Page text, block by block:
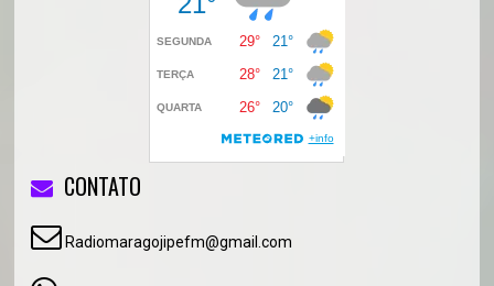
CONTATO
Radiomaragojipefm@gmail.com